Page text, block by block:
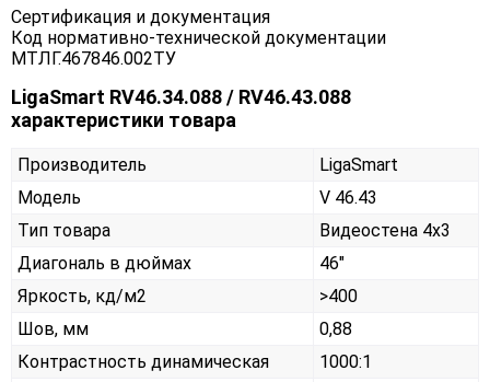
Сертификация и документация
Код нормативно-технической документации
МТЛГ.467846.002ТУ
LigaSmart RV46.34.088 / RV46.43.088
характеристики товара
Производитель
LigaSmart
Модель
V 46.43
Тип товара
Видеостена 4х3
Диагональ в дюймах
46"
Яркость, кд/м2
>400
Шов, мм
0,88
Контрастность динамическая
1000:1